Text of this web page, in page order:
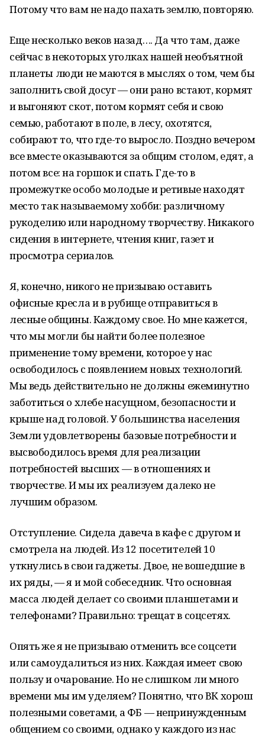
Потому что вам не надо пахать землю, повторяю.
Еще несколько веков назад…. Да что там, даже
сейчас в некоторых уголках нашей необъятной
планеты люди не маются в мыслях о том, чем бы
заполнить свой досуг — они рано встают, кормят
и выгоняют скот, потом кормят себя и свою
семью, работают в поле, в лесу, охотятся,
собирают то, что где-то выросло. Поздно вечером
все вместе оказываются за общим столом, едят, а
потом все: на горшок и спать. Где-то в
промежутке особо молодые и ретивые находят
место так называемому хобби: различному
рукоделию или народному творчеству. Никакого
сидения в интернете, чтения книг, газет и
просмотра сериалов.
Я, конечно, никого не призываю оставить
офисные кресла и в рубище отправиться в
лесные общины. Каждому свое. Но мне кажется,
что мы могли бы найти более полезное
применение тому времени, которое у нас
освободилось с появлением новых технологий.
Мы ведь действительно не должны ежеминутно
заботиться о хлебе насущном, безопасности и
крыше над головой. У большинства населения
Земли удовлетворены базовые потребности и
высвободилось время для реализации
потребностей высших — в отношениях и
творчестве. И мы их реализуем далеко не
лучшим образом.
Отступление. Сидела давеча в кафе с другом и
смотрела на людей. Из 12 посетителей 10
уткнулись в свои гаджеты. Двое, не вошедшие в
их ряды, — я и мой собеседник. Что основная
масса людей делает со своими планшетами и
телефонами? Правильно: трещат в соцсетях.
Опять же я не призываю отменить все соцсети
или самоудалиться из них. Каждая имеет свою
пользу и очарование. Но не слишком ли много
времени мы им уделяем? Понятно, что ВК хорош
полезными советами, а ФБ — непринужденным
общением со своими, однако у каждого из нас